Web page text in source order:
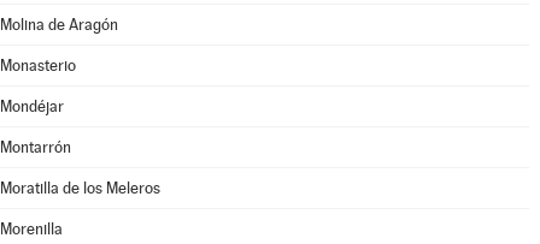
Molina de Aragón
Monasterio
Mondéjar
Montarrón
Moratilla de los Meleros
Morenilla